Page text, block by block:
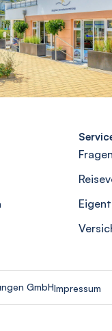
GmbHImpressum